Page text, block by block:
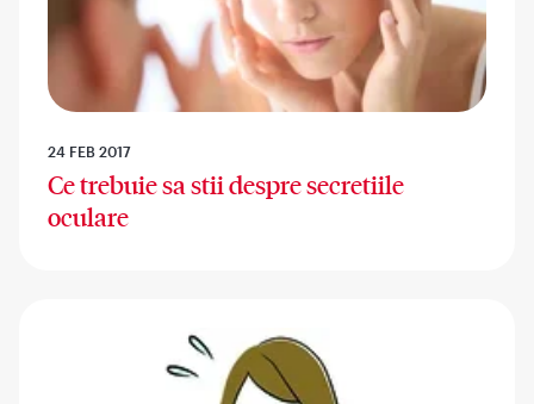
24 FEB 2017
Ce trebuie sa stii despre secretiile
oculare